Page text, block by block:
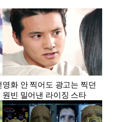
영화 안 찍어도 광고는 찍던
원빈 밀어낸 라이징 스타